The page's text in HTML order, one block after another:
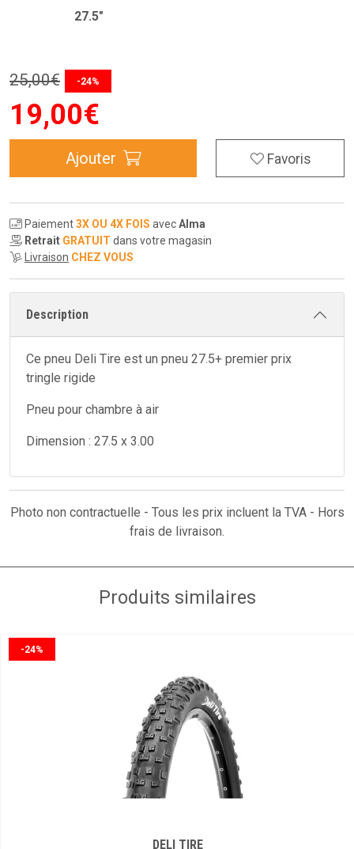
27.5"
25,00€ -24%
19,00€
Ajouter Favoris
Paiement3X OU 4X FOIS avecAlma
Retrait GRATUIT dans votre magasin
Livraison CHEZ VOUS
Description
Ce pneu Deli Tire est un pneu 27.5+ premier prix
tringle rigide
Pneu pour chambre à air
Dimension : 27.5 x 3.00
Photo non contractuelle - Tous les prix incluent la TVA - Hors
frais de livraison.
Produits similaires
-24%
DELI TIRE